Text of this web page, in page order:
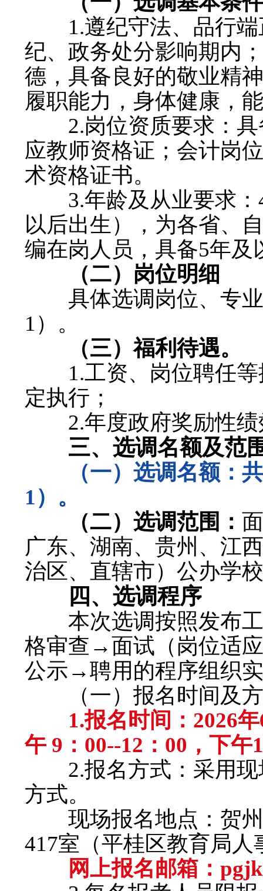
1.遵纪守法、品行端
纪、政务处分影响期内
德，具备良好的敬业精
履职能力，身体健康，
2.岗位资质要求：具
应教师资格证；会计岗
术资格证书。
3.年龄及从业要求：
以后出生），为各省、
编在岗人员，具备5年
（二）岗位明细
具体选调岗位、专业
1）。
（三）福利待遇。
1.工资、岗位聘任等
定执行；
2.年度政府奖励性绩
三、选调名额及范
（一）选调名额：
1）。
（二）选调范围：
广东、湖南、贵州、江
治区、直辖市）公办学
四、选调程序
本次选调按照发布工
格审查→面试（岗位适
公示→聘用的程序组织
（一）报名时间及
1.报名时间：2026
午 9：00--12：00，下午
2.报名方式：采用现
方式。
现场报名地点：贺州
417室（平桂区教育局人
网上报名邮箱：